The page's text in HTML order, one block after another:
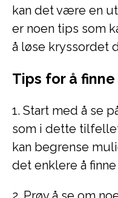
kan det være en
er noen tips som
å løse kryssordet
Tips for å finne
1. Start med å se
som i dette
kan begrense
det enklere å